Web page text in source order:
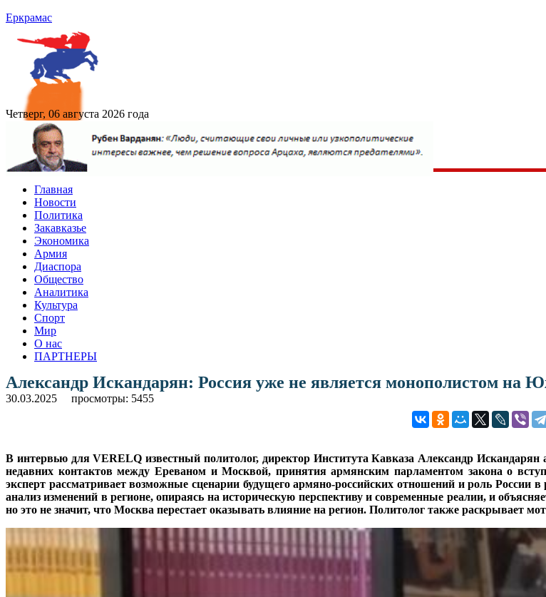
Еркрамас
Четверг, 06 августа 2026 года
Главная
Новости
Политика
Закавказье
Экономика
Армия
Диаспора
Общество
Аналитика
Культура
Спорт
Мир
О нас
ПАРТНЕРЫ
Александр Искандарян: Россия уже не является монополистом на
30.03.2025 просмотры: 5455
В интервью для VERELQ известный политолог, директор Института Кавказа Александр
недавних контактов между Ереваном и Москвой, принятия армянским парламентом закона о
эксперт рассматривает возможные сценарии будущего армяно-российских отношений и роль России
анализ изменений в регионе, опираясь на историческую перспективу и современные реалии, и
но это не значит, что Москва перестает оказывать влияние на регион. Политолог также раскрывает